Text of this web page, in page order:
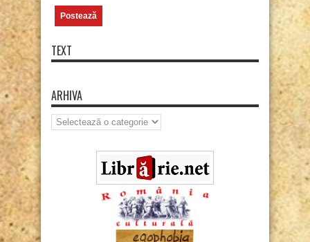
TEXT
ARHIVA
Arhiva